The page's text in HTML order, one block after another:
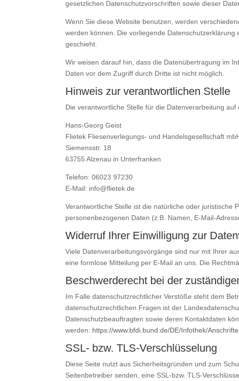
gesetzlichen Datenschutzvorschriften sowie dieser
Wenn Sie diese Website benutzen, werden
werden können. Die vorliegende
geschieht.
Wir weisen darauf hin, dass die Datenübertragung im
Daten vor dem Zugriff durch Dritte ist nicht möglich.
Hinweis zur verantwortlichen Stelle
Die verantwortliche Stelle für die Datenverarbeitung auf
Hans-Georg Geist
Flietek Fliesenverlegungs- und Handelsgesellschaft
Siemensstr. 18
63755 Alzenau in Unterfranken
Telefon: 06023 97230
E-Mail: info@flietek.de
Verantwortliche Stelle ist die natürliche oder juristische
personenbezogenen Daten (z.B. Namen, E-Mail-
Widerruf Ihrer Einwilligung zur
Viele Datenverarbeitungsvorgänge sind nur mit Ihrer
eine formlose Mitteilung per E-Mail an uns. Die
Beschwerderecht bei der
Im Falle datenschutzrechtlicher Verstöße steht dem
datenschutzrechtlichen Fragen ist der
Datenschutzbeauftragten sowie deren Kontaktdaten
werden: https://www.bfdi.bund.de/DE/Infothek/
SSL- bzw. TLS-Verschlüsselung
Diese Seite nutzt aus Sicherheitsgründen und zum
Seitenbetreiber senden, eine SSL-bzw. TLS-